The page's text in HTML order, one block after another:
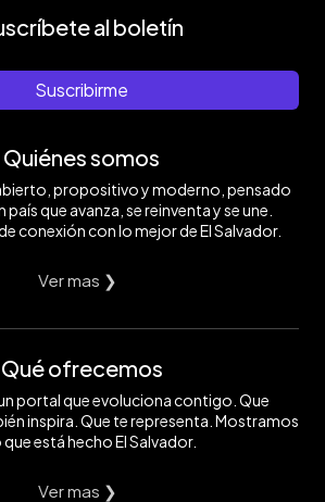
al boletín
Suscribirme
Quiénes somos
propositivo y moderno, pensado
país que avanza, se reinventa y se une.
conexión con lo mejor de El Salvador.
Ver mas ❯
Qué ofrecemos
portal que evoluciona contigo. Que
inspira. Que te representa. Mostramos
que está hecho El Salvador.
Ver mas ❯